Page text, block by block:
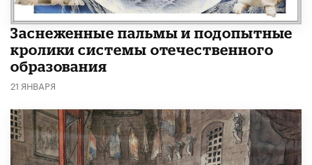
Заснеженные пальмы и подопытные
кролики системы отечественного
образования
21 ЯНВАРЯ